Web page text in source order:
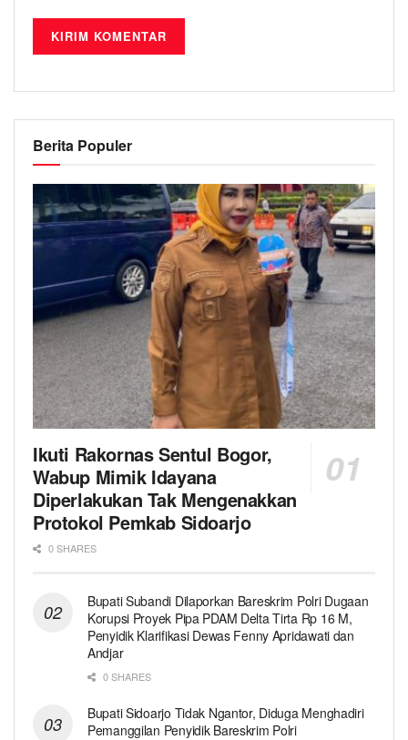
Berita Populer
Ikuti Rakornas Sentul Bogor,
Wabup Mimik Idayana
Diperlakukan Tak Mengenakkan
Protokol Pemkab Sidoarjo
0 SHARES
Bupati Subandi Dilaporkan Bareskrim Polri Dugaan
Korupsi Proyek Pipa PDAM Delta Tirta Rp 16 M,
Penyidik Klarifikasi Dewas Fenny Apridawati dan
Andjar
0 SHARES
Bupati Sidoarjo Tidak Ngantor, Diduga Menghadiri
Pemanggilan Penyidik Bareskrim Polri